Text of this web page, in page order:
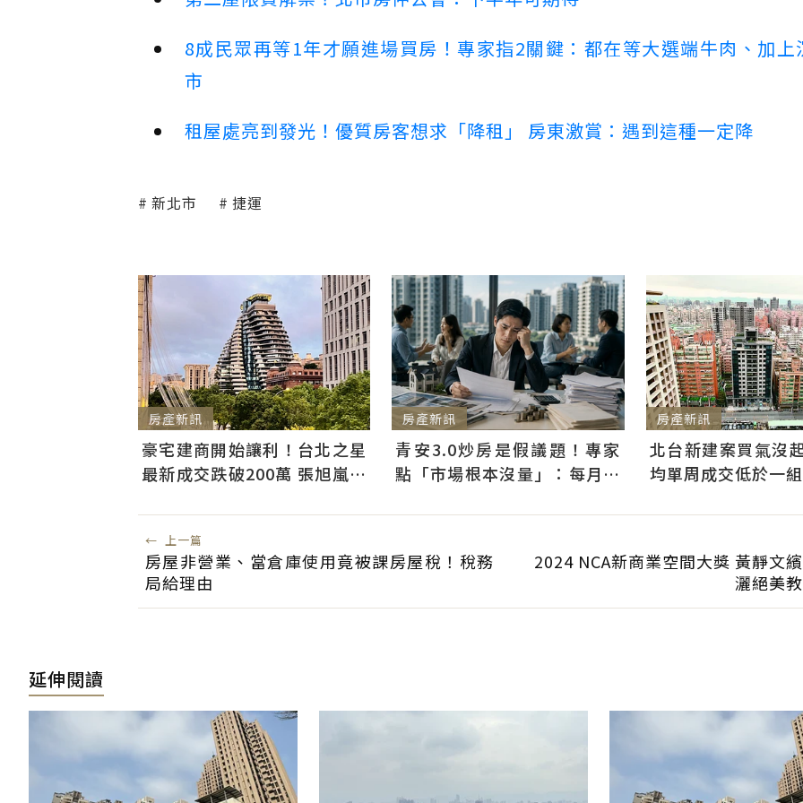
8成民眾再等1年才願進場買房！專家指2關鍵：都在等大選端牛肉、加上
市
租屋處亮到發光！優質房客想求「降租」 房東激賞：遇到這種一定降
新北市 捷運
房產新訊
豪宅建商開始讓利！台北之星
最新成交跌破200萬 張旭嵐：
房產新訊
青安3.0炒房是假議題！專家
點「市場根本沒量」：每月多
房產新訊
北台新建案買氣沒
均單周成交低於一組
← 上一篇
房屋非營業、當倉庫使用竟被課房屋稅！稅務
局給理由
2024 NCA新商業空間大獎 黃靜文
灑絕美
延伸閱讀